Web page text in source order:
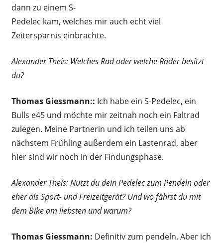
dann zu einem S-
Pedelec kam, welches mir auch echt viel
Zeitersparnis einbrachte.
Alexander Theis: Welches Rad oder welche Räder besitzt
du?
Thomas Giessmann:: Ich habe ein S-Pedelec, ein
Bulls e45 und möchte mir zeitnah noch ein Faltrad
zulegen. Meine Partnerin und ich teilen uns ab
nächstem Frühling außerdem ein Lastenrad, aber
hier sind wir noch in der Findungsphase.
Alexander Theis: Nutzt du dein Pedelec zum Pendeln oder
eher als Sport- und Freizeitgerät? Und wo fährst du mit
dem Bike am liebsten und warum?
Thomas Giessmann: Definitiv zum pendeln. Aber ich